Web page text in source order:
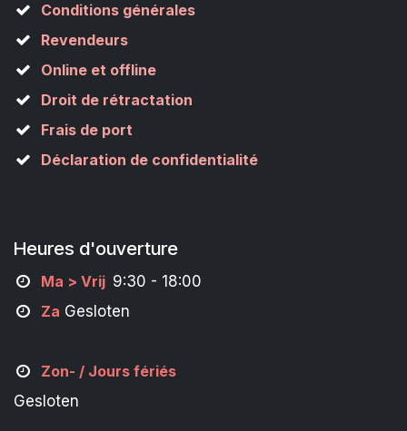
Conditions générales
Revendeurs
Online et offline
Droit de rétractation
Frais de port
Déclaration de confidentialité
Heures d'ouverture
Ma > Vrij 9:30 - 18:00
Za Gesloten
Zon- / Jours fériés
Gesloten